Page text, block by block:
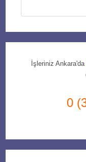
İşleriniz Ankara'da
0